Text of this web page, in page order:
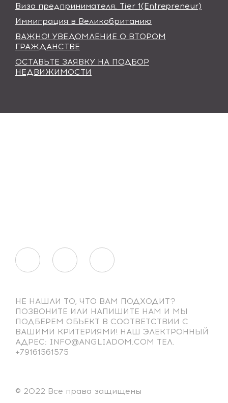
Виза предпринимателя. Tier 1(Entrepreneur)
Иммиграция в Великобританию
ВАЖНО! УВЕДОМЛЕНИЕ О ВТОРОМ
ГРАЖДАНСТВЕ
ОСТАВЬТЕ ЗАЯВКУ НА ПОДБОР
НЕДВИЖИМОСТИ
НЕ НАШЛИ ТО, ЧТО ВАМ ПОДХОДИТ?
ПОЗВОНИТЕ ИЛИ НАПИШИТЕ НАМ И МЫ
ПОДБЕРЕМ ОБЪЕКТ В СООТВЕТСТВИИ С
ВАШИМИ КРИТЕРИЯМИ! НАШ ЭЛЕКТРОННЫЙ
АДРЕС: INFO@ANGLIADOM.COM ТЕЛ.
+79161561575
© 2022 Все права защищены